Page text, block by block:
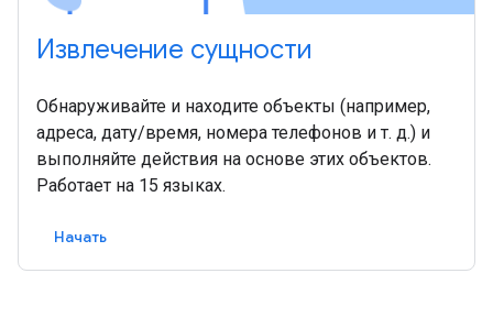
Извлечение сущности
Обнаруживайте и находите объекты (например,
адреса, дату/время, номера телефонов и т. д.) и
выполняйте действия на основе этих объектов.
Работает на 15 языках.
Начать